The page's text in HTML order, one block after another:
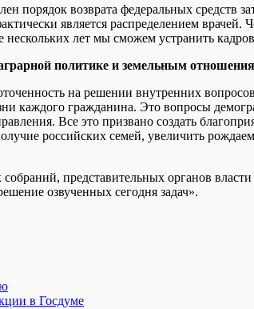
порядок возврата федеральных средств
является распределением врачей.
нескольких лет мы сможем устранить
политике и земельным
на решении внутренних
каждого гражданина. Это вопросы
Все это призвано создать
российских семей, увеличить
представительных органов
озвученных сегодня задач».
в Госдуме